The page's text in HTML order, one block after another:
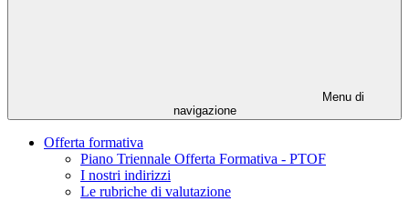
Menu di
navigazione
Offerta formativa
Piano Triennale Offerta Formativa - PTOF
I nostri indirizzi
Le rubriche di valutazione